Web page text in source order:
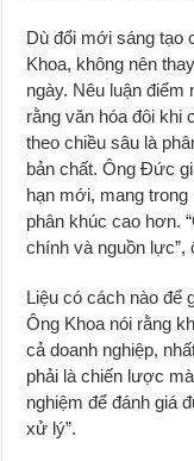
Dù đổi mới sáng tạo
Khoa, không nên
ngày. Nêu luận
rằng văn hóa đôi khi
theo chiều sâu là
bản chất. Ông Đức
hạn mới, mang
phân khúc cao hơn.
chính và nguồn
Liệu có cách nào để
Ông Khoa nói rằng
cả doanh nghiệp,
phải là chiến lược
nghiệm để đánh giá
xử lý”.